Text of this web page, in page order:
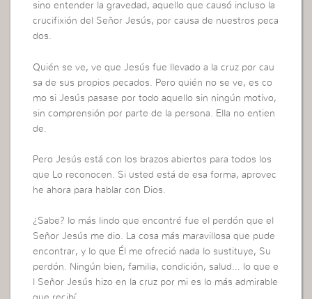
sino entender la gravedad, aquello que causó incluso la
crucifixión del Señor Jesús, por causa de nuestros peca
dos.
Quién se ve, ve que Jesús fue llevado a la cruz por cau
sa de sus propios pecados. Pero quién no se ve, es co
mo si Jesús pasase por todo aquello sin ningún motivo,
sin comprensión por parte de la persona. Ella no entien
de.
Pero Jesús está con los brazos abiertos para todos los
que Lo reconocen. Si usted está de esa forma, aprovec
he ahora para hablar con Dios.
¿Sabe? lo más lindo que encontré fue el perdón que el
Señor Jesús me dio. La cosa más maravillosa que pude
encontrar, y lo que Él me ofreció nada lo sustituye, Su
perdón. Ningún bien, familia, condición, salud… lo que e
l Señor Jesús hizo en la cruz por mi es lo más admirable